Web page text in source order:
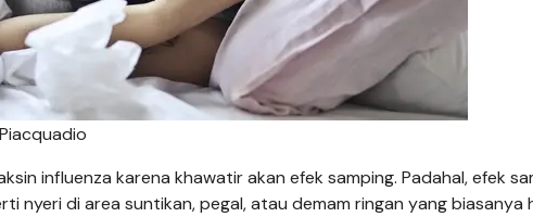
influenza karena khawatir akan efek samping. Padahal, efek
nyeri di area suntikan, pegal, atau demam ringan yang biasanya